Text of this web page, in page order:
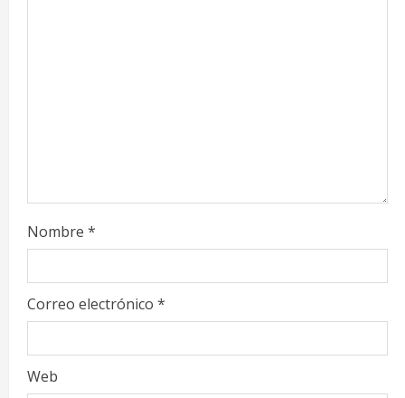
Nombre *
Correo electrónico *
Web